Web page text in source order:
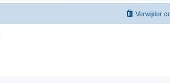
Verwijder